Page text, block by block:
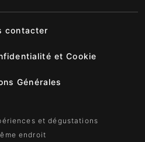
contacter
et Cookie
Générales
et dégustations
endroit